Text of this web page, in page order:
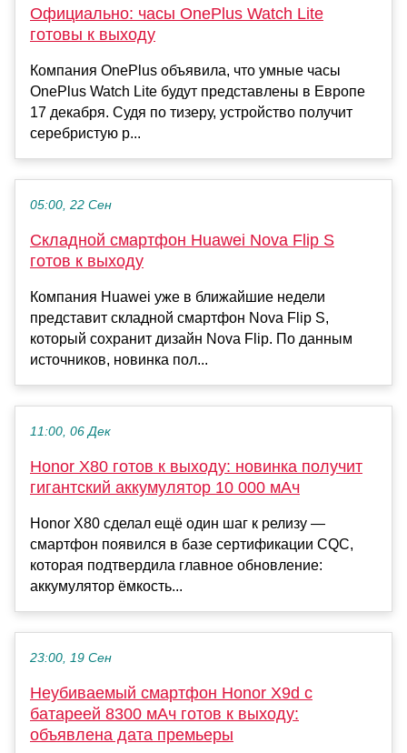
Официально: часы OnePlus Watch Lite
готовы к выходу
Компания OnePlus объявила, что умные часы
OnePlus Watch Lite будут представлены в Европе
17 декабря. Судя по тизеру, устройство получит
серебристую р...
05:00, 22 Сен
Складной смартфон Huawei Nova Flip S
готов к выходу
Компания Huawei уже в ближайшие недели
представит складной смартфон Nova Flip S,
который сохранит дизайн Nova Flip. По данным
источников, новинка пол...
11:00, 06 Дек
Honor X80 готов к выходу: новинка получит
гигантский аккумулятор 10 000 мАч
Honor X80 сделал ещё один шаг к релизу —
смартфон появился в базе сертификации CQC,
которая подтвердила главное обновление:
аккумулятор ёмкость...
23:00, 19 Сен
Неубиваемый смартфон Honor X9d с
батареей 8300 мАч готов к выходу:
объявлена дата премьеры